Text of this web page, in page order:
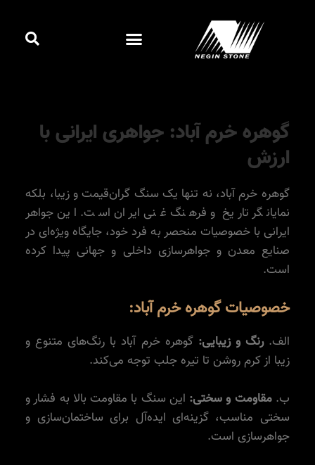
فهرست
گوهره خرم آباد: جواهری ایرانی با
ارزش
گوهره خرم آباد، نه تنها یک سنگ گران‌قیمت و زیبا، بلکه
نمایانگر تاریخ و فرهنگ غنی ایران است. این جواهر
ایرانی با خصوصیات منحصر به فرد خود، جایگاه ویژه‌ای در
صنایع معدن و جواهرسازی داخلی و جهانی پیدا کرده
است.
خصوصیات گوهره خرم آباد:
الف.رنگ و زیبایی: گوهره خرم آباد با رنگ‌های متنوع و
زیبا از کرم روشن تا تیره جلب توجه می‌کند.
ب.مقاومت و سختی: این سنگ با مقاومت بالا به فشار و
سختی مناسب، گزینه‌ای ایده‌آل برای ساختمان‌سازی و
جواهرسازی است.